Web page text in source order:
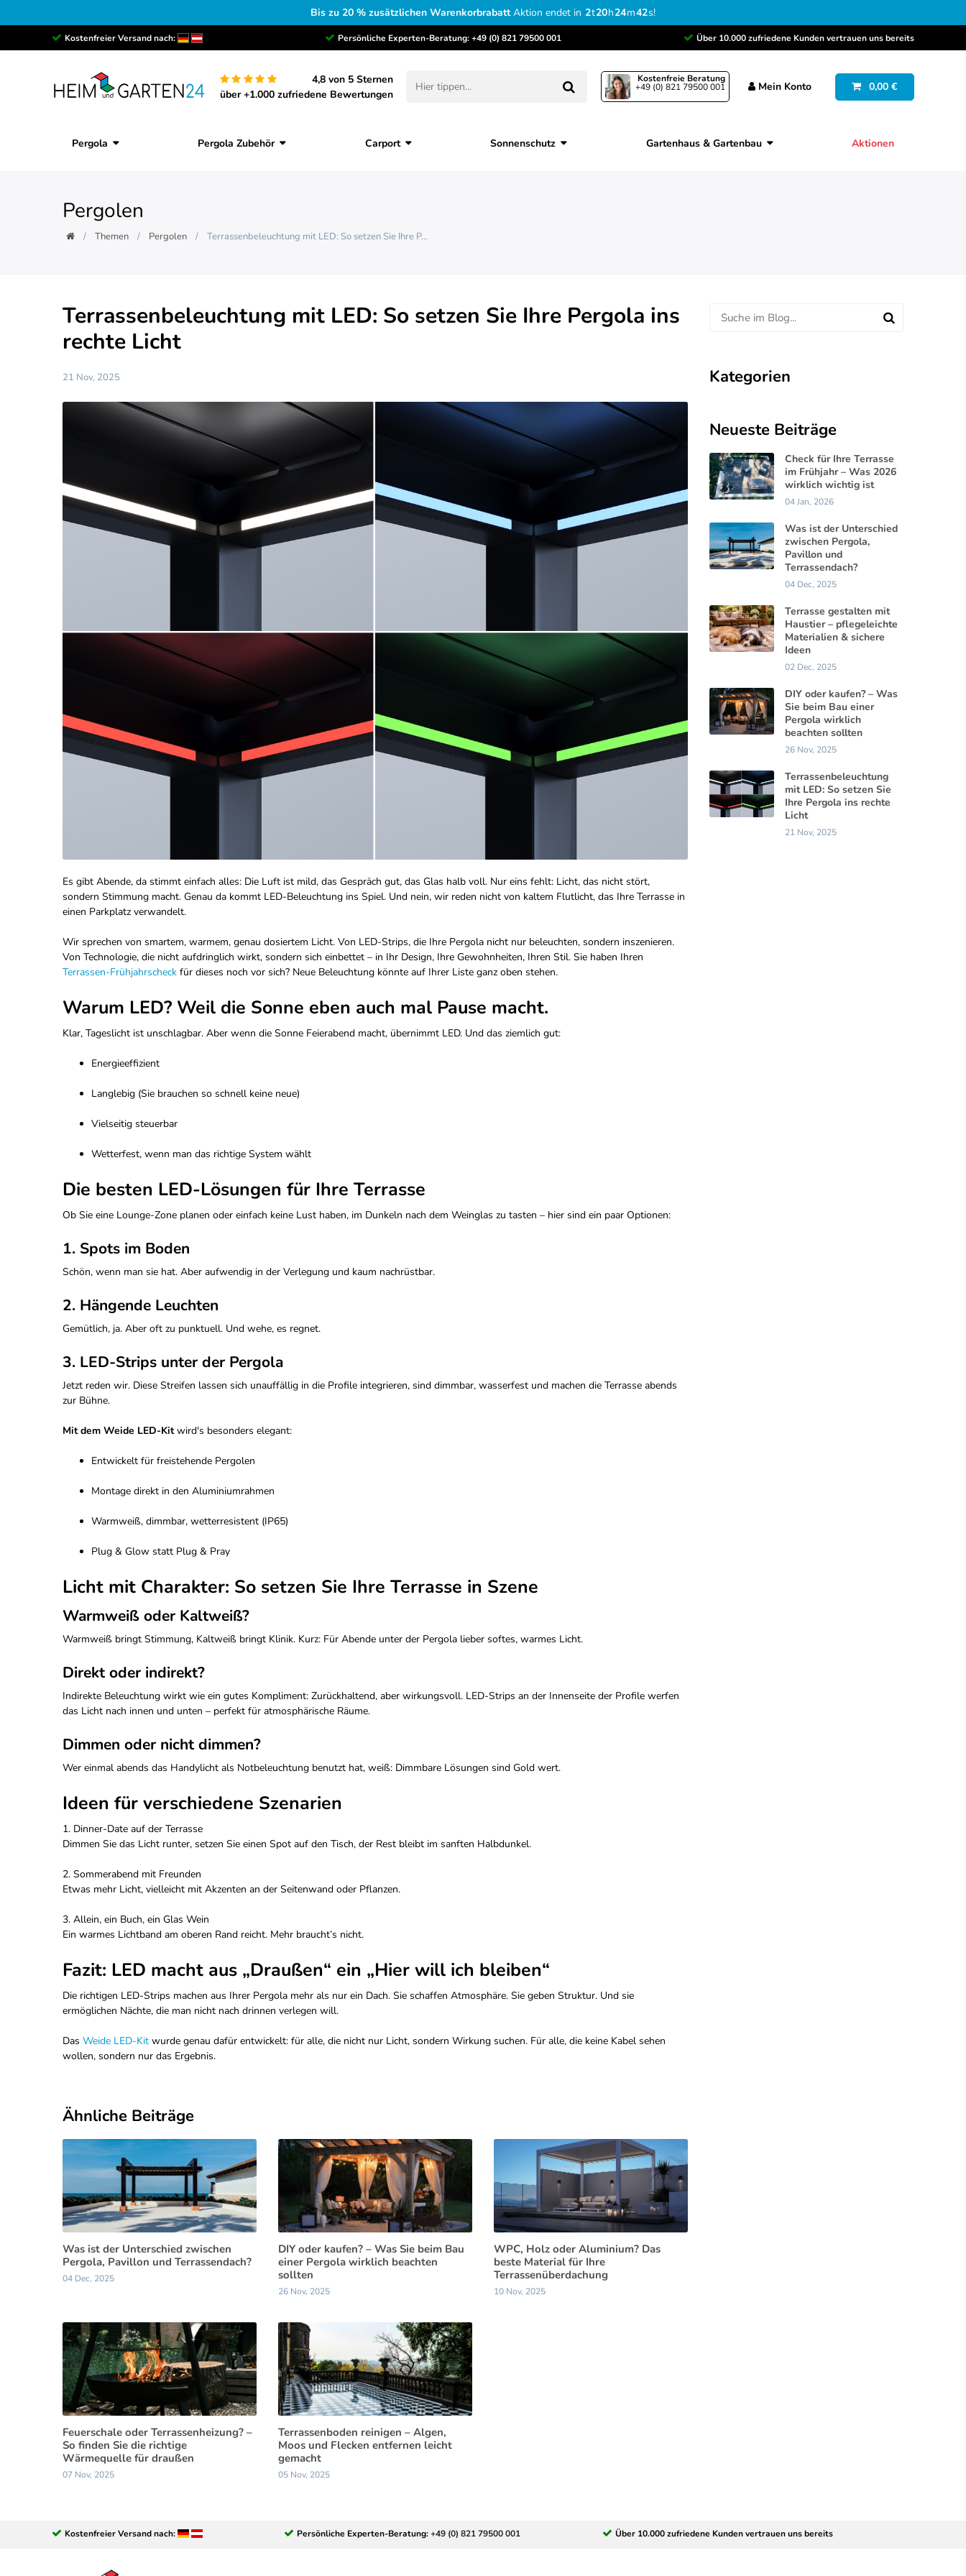
Bis zu 20 % zusätzlichen WarenkorbrabattAktion endet in 2t20h24m41s!
Kostenfreier Versand nach: Persönliche Experten-Beratung:+49 (0) 821 79500 001 Über 10.000 zufriedene Kunden vertrauen uns bereits
4,8 von 5 Sternen
über +1.000 zufriedene Bewertungen
Kostenfreie Beratung
+49 (0) 821 79500 001 Mein Konto 0,00 €
Pergola Pergola Zubehör Carport Sonnenschutz Gartenhaus & Gartenbau Aktionen
Pergolen
Themen Pergolen Terrassenbeleuchtung mit LED: So setzen Sie Ihre P...
Terrassenbeleuchtung mit LED: So setzen Sie Ihre Pergola ins
rechte Licht
21 Nov, 2025
Es gibt Abende, da stimmt einfach alles: Die Luft ist mild, das Gespräch gut, das Glas halb voll. Nur eins fehlt: Licht, das nicht stört,
sondern Stimmung macht. Genau da kommt LED-Beleuchtung ins Spiel. Und nein, wir reden nicht von kaltem Flutlicht, das Ihre Terrasse in
einen Parkplatz verwandelt.
Wir sprechen von smartem, warmem, genau dosiertem Licht. Von LED-Strips, die Ihre Pergola nicht nur beleuchten, sondern inszenieren.
Von Technologie, die nicht aufdringlich wirkt, sondern sich einbettet – in Ihr Design, Ihre Gewohnheiten, Ihren Stil. Sie haben Ihren
Terrassen-Frühjahrscheck für dieses noch vor sich? Neue Beleuchtung könnte auf Ihrer Liste ganz oben stehen.
Warum LED? Weil die Sonne eben auch mal Pause macht.
Klar, Tageslicht ist unschlagbar. Aber wenn die Sonne Feierabend macht, übernimmt LED. Und das ziemlich gut:
Energieeffizient
Langlebig (Sie brauchen so schnell keine neue)
Vielseitig steuerbar
Wetterfest, wenn man das richtige System wählt
Die besten LED-Lösungen für Ihre Terrasse
Ob Sie eine Lounge-Zone planen oder einfach keine Lust haben, im Dunkeln nach dem Weinglas zu tasten – hier sind ein paar Optionen:
1. Spots im Boden
Schön, wenn man sie hat. Aber aufwendig in der Verlegung und kaum nachrüstbar.
2. Hängende Leuchten
Gemütlich, ja. Aber oft zu punktuell. Und wehe, es regnet.
3. LED-Strips unter der Pergola
Jetzt reden wir. Diese Streifen lassen sich unauffällig in die Profile integrieren, sind dimmbar, wasserfest und machen die Terrasse abends
zur Bühne.
Mit dem Weide LED-Kitwird's besonders elegant:
Entwickelt für freistehende Pergolen
Montage direkt in den Aluminiumrahmen
Warmweiß, dimmbar, wetterresistent (IP65)
Plug & Glow statt Plug & Pray
Licht mit Charakter: So setzen Sie Ihre Terrasse in Szene
Warmweiß oder Kaltweiß?
Warmweiß bringt Stimmung, Kaltweiß bringt Klinik. Kurz: Für Abende unter der Pergola lieber softes, warmes Licht.
Direkt oder indirekt?
Indirekte Beleuchtung wirkt wie ein gutes Kompliment: Zurückhaltend, aber wirkungsvoll. LED-Strips an der Innenseite der Profile werfen
das Licht nach innen und unten – perfekt für atmosphärische Räume.
Dimmen oder nicht dimmen?
Wer einmal abends das Handylicht als Notbeleuchtung benutzt hat, weiß: Dimmbare Lösungen sind Gold wert.
Ideen für verschiedene Szenarien
1. Dinner-Date auf der Terrasse
Dimmen Sie das Licht runter, setzen Sie einen Spot auf den Tisch, der Rest bleibt im sanften Halbdunkel.
2. Sommerabend mit Freunden
Etwas mehr Licht, vielleicht mit Akzenten an der Seitenwand oder Pflanzen.
3. Allein, ein Buch, ein Glas Wein
Ein warmes Lichtband am oberen Rand reicht. Mehr braucht’s nicht.
Fazit: LED macht aus „Draußen“ ein „Hier will ich bleiben“
Die richtigen LED-Strips machen aus Ihrer Pergola mehr als nur ein Dach. Sie schaffen Atmosphäre. Sie geben Struktur. Und sie
ermöglichen Nächte, die man nicht nach drinnen verlegen will.
Das Weide LED-Kit wurde genau dafür entwickelt: für alle, die nicht nur Licht, sondern Wirkung suchen. Für alle, die keine Kabel sehen
wollen, sondern nur das Ergebnis.
Ähnliche Beiträge
Was ist der Unterschied zwischen
Pergola, Pavillon und Terrassendach?
04 Dec, 2025
DIY oder kaufen? – Was Sie beim Bau
einer Pergola wirklich beachten
sollten
26 Nov, 2025
WPC, Holz oder Aluminium? Das
beste Material für Ihre
Terrassenüberdachung
10 Nov, 2025
Feuerschale oder Terrassenheizung? –
So finden Sie die richtige
Wärmequelle für draußen
07 Nov, 2025
Terrassenboden reinigen – Algen,
Moos und Flecken entfernen leicht
gemacht
05 Nov, 2025
Kategorien
Neueste Beiträge
Check für Ihre Terrasse
im Frühjahr – Was 2026
wirklich wichtig ist
04 Jan, 2026
Was ist der Unterschied
zwischen Pergola,
Pavillon und
Terrassendach?
04 Dec, 2025
Terrasse gestalten mit
Haustier – pflegeleichte
Materialien & sichere
Ideen
02 Dec, 2025
DIY oder kaufen? – Was
Sie beim Bau einer
Pergola wirklich
beachten sollten
26 Nov, 2025
Terrassenbeleuchtung
mit LED: So setzen Sie
Ihre Pergola ins rechte
Licht
21 Nov, 2025
Kostenfreier Versand nach: Persönliche Experten-Beratung:+49 (0) 821 79500 001 Über 10.000 zufriedene Kunden vertrauen uns bereits